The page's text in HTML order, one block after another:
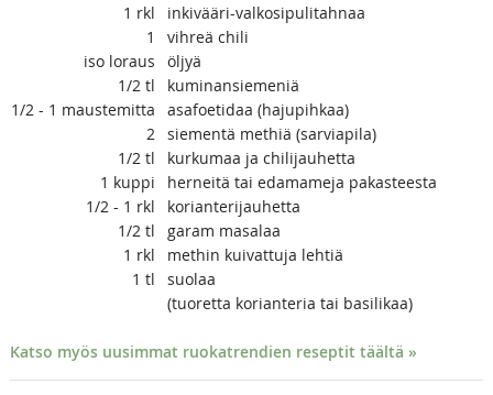
1 rkl
inkivääri-valkosipulitahnaa
1
vihreä chili
iso loraus
öljyä
1/2 tl
kuminansiemeniä
1/2 - 1 maustemitta
asafoetidaa (hajupihkaa)
2 siementä methiä (sarviapila)
1/2 tl
kurkumaa ja chilijauhetta
1 kuppi
herneitä tai edamameja pakasteesta
1/2 - 1 rkl
korianterijauhetta
1/2 tl
garam masalaa
1 rkl
methin kuivattuja lehtiä
1 tl
suolaa
(tuoretta korianteria tai basilikaa)
Katso myös uusimmat ruokatrendien reseptit täältä »